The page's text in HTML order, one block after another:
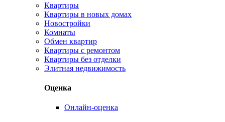
Квартиры
Квартиры в новых домах
Новостройки
Комнаты
Обмен квартир
Квартиры с ремонтом
Квартиры без отделки
Элитная недвижимость
Оценка
Онлайн-оценка